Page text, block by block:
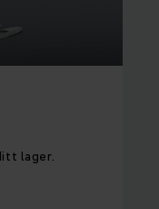
lager.